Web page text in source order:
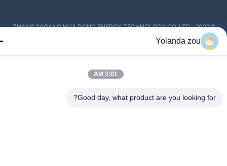
©2020- ZHANGJIAGANG HUA DONG ENERGY TECHNOLOGY CO.,LTD.
جميع الحقوق محفوظة
Yolanda zou
3:01 AM
Good day, what product are you looking